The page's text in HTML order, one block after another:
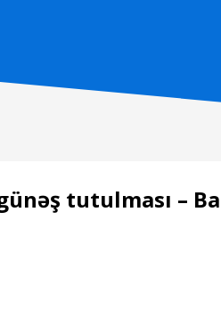
tutulması –